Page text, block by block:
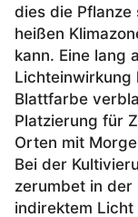
dies die Pflanze
heißen
kann. Eine lang
Lichteinwirkung
Blattfarbe
Platzierung für
Orten mit
Bei der
zerumbet in der
indirektem